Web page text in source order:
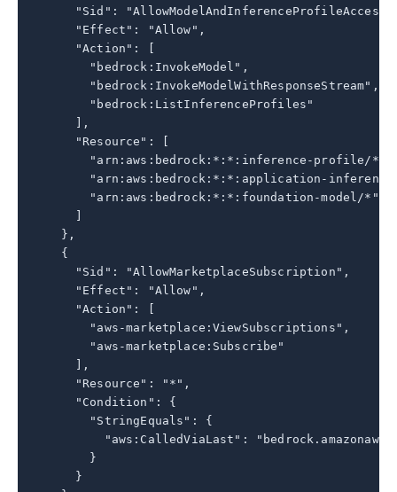
"Sid":
      "Effect": "Allow",
      "Action": [
        "bedrock:InvokeModel",
        "bedrock:InvokeModelWithResponseStream",
        "bedrock:ListInferenceProfiles"
      ],
      "Resource": [
        "arn:aws:bedrock:*:*:inference-profile/*",
"arn:aws:bedrock:*:*:application-
        "arn:aws:bedrock:*:*:foundation-model/*"
    },
    {
      "Sid": "AllowMarketplaceSubscription",
      "Effect": "Allow",
      "Action": [
        "aws-marketplace:ViewSubscriptions",
        "aws-marketplace:Subscribe"
      ],
      "Resource": "*",
      "Condition": {
        "StringEquals": {
"aws:CalledViaLast":
        }
      }